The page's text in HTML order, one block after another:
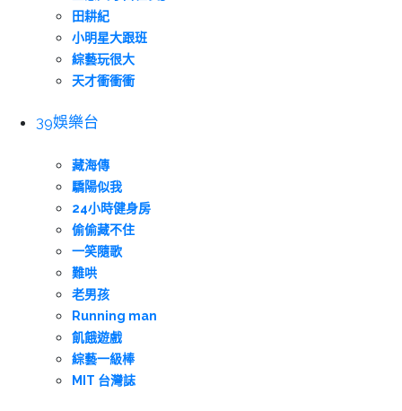
田耕紀
小明星大跟班
綜藝玩很大
天才衝衝衝
39娛樂台
藏海傳
驕陽似我
24小時健身房
偷偷藏不住
一笑隨歌
難哄
老男孩
Running man
飢餓遊戲
綜藝一級棒
MIT 台灣誌